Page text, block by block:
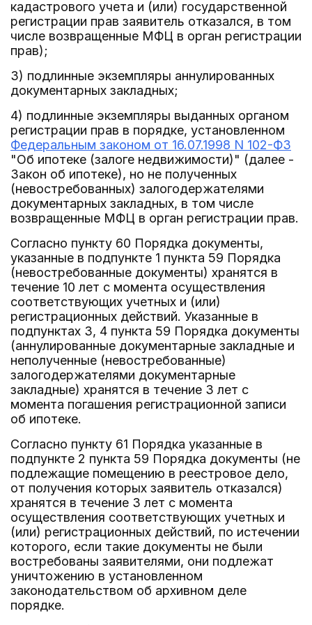
кадастрового учета и (или) государственной
регистрации прав заявитель отказался, в том
числе возвращенные МФЦ в орган регистрации
прав);
3) подлинные экземпляры аннулированных
документарных закладных;
4) подлинные экземпляры выданных органом
регистрации прав в порядке, установленном
Федеральным законом от 16.07.1998 N 102-ФЗ
"Об ипотеке (залоге недвижимости)" (далее -
Закон об ипотеке), но не полученных
(невостребованных) залогодержателями
документарных закладных, в том числе
возвращенные МФЦ в орган регистрации прав.
Согласно пункту 60 Порядка документы,
указанные в подпункте 1 пункта 59 Порядка
(невостребованные документы) хранятся в
течение 10 лет с момента осуществления
соответствующих учетных и (или)
регистрационных действий. Указанные в
подпунктах 3, 4 пункта 59 Порядка документы
(аннулированные документарные закладные и
неполученные (невостребованные)
залогодержателями документарные
закладные) хранятся в течение 3 лет с
момента погашения регистрационной записи
об ипотеке.
Согласно пункту 61 Порядка указанные в
подпункте 2 пункта 59 Порядка документы (не
подлежащие помещению в реестровое дело,
от получения которых заявитель отказался)
хранятся в течение 3 лет с момента
осуществления соответствующих учетных и
(или) регистрационных действий, по истечении
которого, если такие документы не были
востребованы заявителями, они подлежат
уничтожению в установленном
законодательством об архивном деле
порядке.